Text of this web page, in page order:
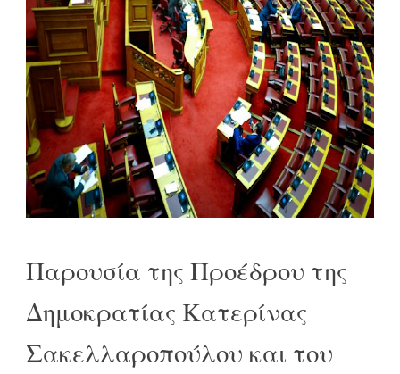
Παρουσία της Προέδρου της
Δημοκρατίας Κατερίνας
Σακελλαροπούλου και του